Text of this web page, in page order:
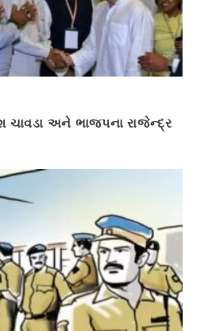
ચાવડા અને ભાજપના રાજેન્દ્ર